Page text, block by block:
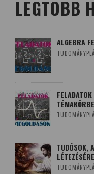
LEGTÖBB
ALGEBRA
TUDÓSOK,
LÉTEZÉSÉRE